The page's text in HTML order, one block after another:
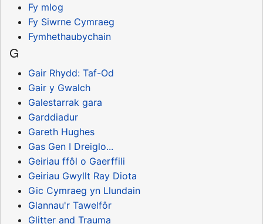
Fy mlog
Fy Siwrne Cymraeg
Fymhethaubychain
G
Gair Rhydd: Taf-Od
Gair y Gwalch
Galestarrak gara
Garddiadur
Gareth Hughes
Gas Gen I Dreiglo...
Geiriau ffôl o Gaerffili
Geiriau Gwyllt Ray Diota
Gic Cymraeg yn Llundain
Glannau'r Tawelfôr
Glitter and Trauma